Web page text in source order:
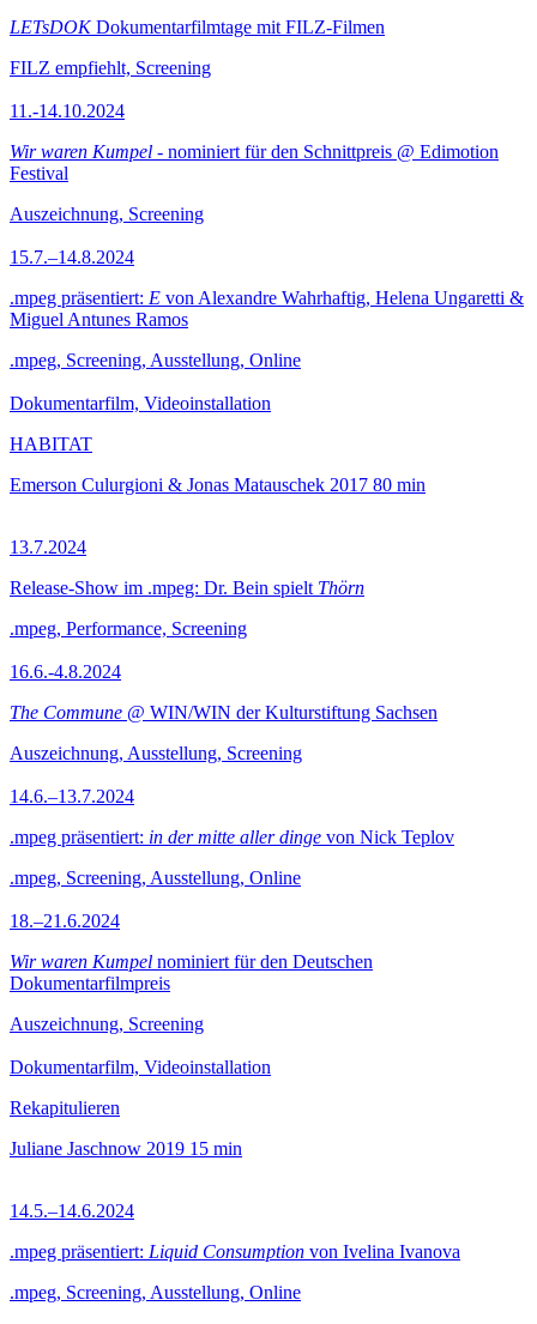
LETsDOKDokumentarfilmtage mit FILZ-Filmen
FILZ empfiehlt, Screening
11.-14.10.2024
Wir waren Kumpel - nominiert für den Schnittpreis @ Edimotion
Festival
Auszeichnung, Screening
15.7.–14.8.2024
.mpeg präsentiert: E von Alexandre Wahrhaftig, Helena Ungaretti &
Miguel Antunes Ramos
.mpeg, Screening, Ausstellung, Online
Dokumentarfilm, Videoinstallation
HABITAT
Emerson Culurgioni & Jonas Matauschek 2017 80 min
13.7.2024
Release-Show im .mpeg: Dr. Bein spielt Thörn
.mpeg, Performance, Screening
16.6.-4.8.2024
The Commune @ WIN/WIN der Kulturstiftung Sachsen
Auszeichnung, Ausstellung, Screening
14.6.–13.7.2024
.mpeg präsentiert: in der mitte aller dinge von Nick Teplov
.mpeg, Screening, Ausstellung, Online
18.–21.6.2024
Wir waren Kumpel nominiert für den Deutschen
Dokumentarfilmpreis
Auszeichnung, Screening
Dokumentarfilm, Videoinstallation
Rekapitulieren
Juliane Jaschnow 2019 15 min
14.5.–14.6.2024
.mpeg präsentiert: Liquid Consumption von Ivelina Ivanova
.mpeg, Screening, Ausstellung, Online